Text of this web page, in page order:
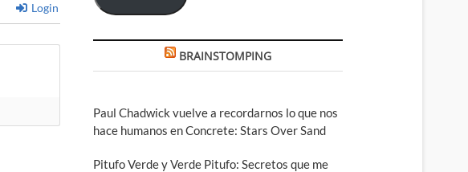
Login
BRAINSTOMPING
Paul Chadwick vuelve a recordarnos lo que nos
hace humanos en Concrete: Stars Over Sand
Pitufo Verde y Verde Pitufo: Secretos que me